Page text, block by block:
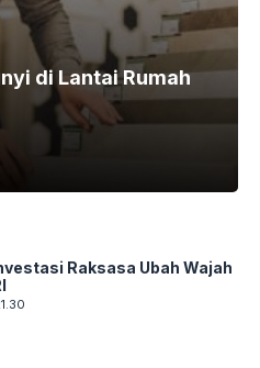
di Lantai Rumah
Raksasa Ubah Wajah